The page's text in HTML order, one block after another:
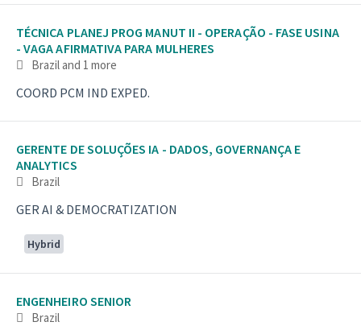
TÉCNICA PLANEJ PROG MANUT II - OPERAÇÃO - FASE USINA
- VAGA AFIRMATIVA PARA MULHERES
Braziland 1 more
COORD PCM IND EXPED.
GERENTE DE SOLUÇÕES IA - DADOS, GOVERNANÇA E
ANALYTICS
Brazil
GER AI & DEMOCRATIZATION
Hybrid
ENGENHEIRO SENIOR
Brazil